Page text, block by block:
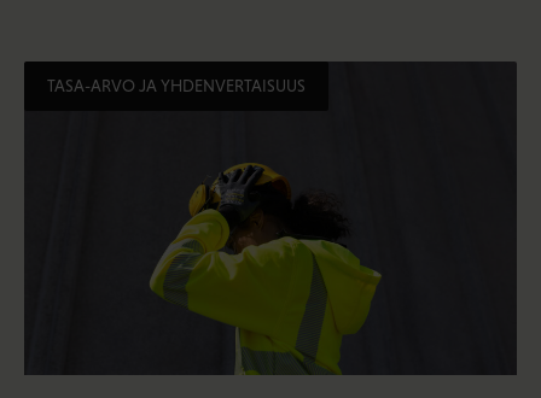
TASA-ARVO JA YHDENVERTAISUUS